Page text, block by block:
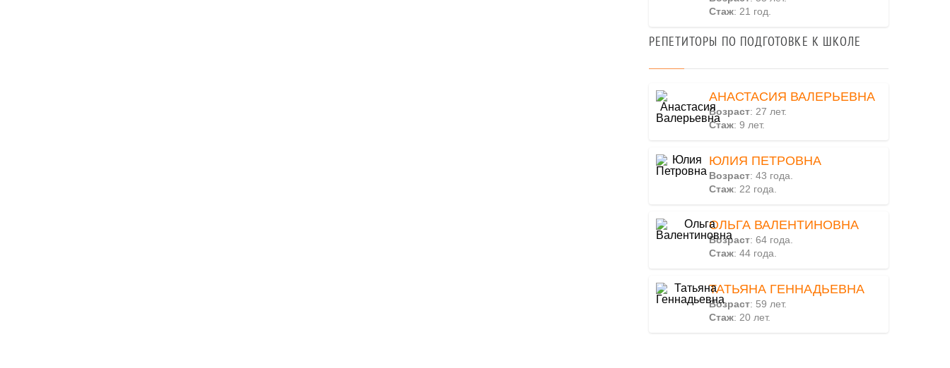
Стаж: 21 год.
РЕПЕТИТОРЫ ПО ПОДГОТОВКЕ К ШКОЛЕ
АНАСТАСИЯ ВАЛЕРЬЕВНА
Возраст: 27 лет.
Стаж: 9 лет.
ЮЛИЯ ПЕТРОВНА
Возраст: 43 года.
Стаж: 22 года.
ОЛЬГА ВАЛЕНТИНОВНА
Возраст: 64 года.
Стаж: 44 года.
ТАТЬЯНА ГЕННАДЬЕВНА
Возраст: 59 лет.
Стаж: 20 лет.